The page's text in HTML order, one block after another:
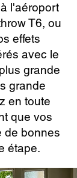
l'aéroport
T6, ou
effets
avec le
grande
grande
en toute
que vos
de bonnes
étape.